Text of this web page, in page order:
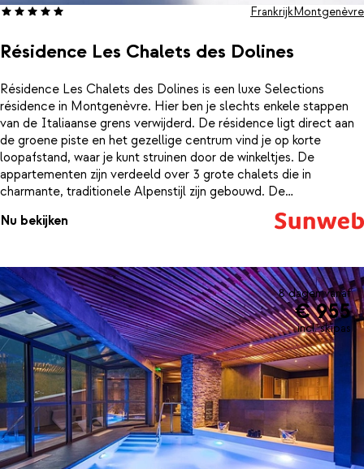
Résidence Les Chalets des Dolines
FrankrijkMontgenèvre
Résidence Les Chalets des Dolines is een luxe Selections
résidence in Montgenèvre. Hier ben je slechts enkele stappen
van de Italiaanse grens verwijderd. De résidence ligt direct aan
de groene piste en het gezellige centrum vind je op korte
loopafstand, waar je kunt struinen door de winkeltjes. De
appartementen zijn verdeeld over 3 grote chalets die in
charmante, traditionele Alpenstijl zijn gebouwd. De
appartementen zijn ruim en zeer sfeervol ingericht, met oog voor
detail. Er is veel gebruik gemaakt van hout, waardoor je je hier
uit de comfortabele, zachte bedden te slepen en je klaar te
maken voor een nieuwe dag op de piste. Ook nog geen zin om
naar de bakker te gaan in de ochtend? Bij de receptie kun je 's
avonds verse broodjes bestellen, die dan de volgende morgen al
op je liggen te wachten.Na een dag skiën of snowboarden is het
heerlijk ontspannen in het prachtige wellnesscenter Ô des
Cimes. Hier kun je een baantje trekken in het zwembad of
relaxen in de jacuzzi, sauna of het Turks stoombad. Of pak
volledig uit en boek een massage om die spieren weer los te
krijgen. Daarna ben je weer klaar voor de volgende dag!
Nu bekijken
8 dagen vanaf
€ 955
incl. skipas